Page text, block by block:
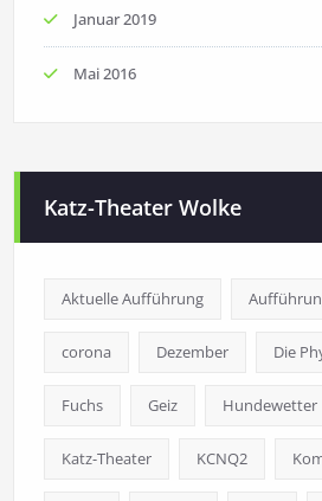
Januar 2019
Mai 2016
Katz-Theater Wolke
Aktuelle Aufführung
corona Dezember Die
Fuchs Geiz Hundewetter
Katz-Theater KCNQ2